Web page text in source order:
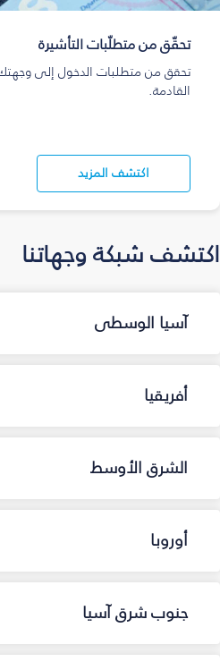
تحقّق من متطلّبات التأشيرة
تحقق من متطلبات الدخول إلى
القادمة.
اكتشف المزيد
اكتشف شبكة وجهاتنا
آسيا الوسطى
أفريقيا
الشرق الأوسط
أوروبا
جنوب شرق آسيا